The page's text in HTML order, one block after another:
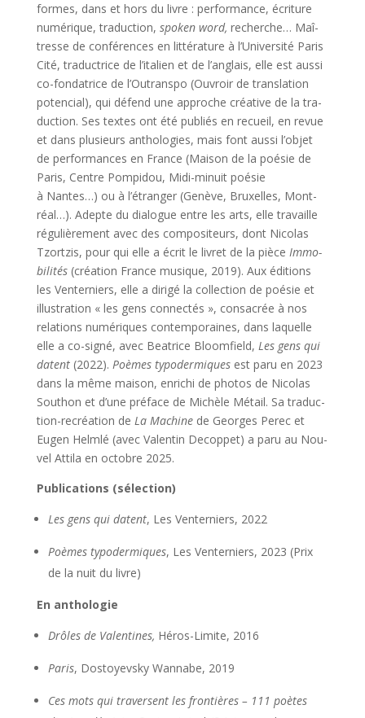
formes, dans et hors du livre : per­for­mance, écri­ture
numé­rique, tra­duc­tion, spo­ken word, recherche… Maî­
tresse de confé­rences en lit­té­ra­ture à l’Université Paris
Cité, tra­duc­trice de l’italien et de l’anglais, elle est aus­si
co-fon­da­trice de l’Outranspo (Ouvroir de trans­la­tion
poten­cial), qui défend une approche créa­tive de la tra­
duc­tion. Ses textes ont été publiés en recueil, en revue
et dans plu­sieurs antho­lo­gies, mais font aus­si l’objet
de per­for­mances en France (Mai­son de la poé­sie de
Paris, Centre Pom­pi­dou, Midi-minuit poé­sie
à Nantes…) ou à l’étranger (Genève, Bruxelles, Mont­
réal…). Adepte du dia­logue entre les arts, elle tra­vaille
régu­liè­re­ment avec des com­po­si­teurs, dont Nico­las
Tzort­zis, pour qui elle a écrit le livret de la pièce Immo­
bi­li­tés(créa­tion France musique, 2019). Aux édi­tions
les Ven­ter­niers, elle a diri­gé la col­lec­tion de poé­sie et
illus­tra­tion « les gens connec­tés », consa­crée à nos
rela­tions numé­riques contem­po­raines, dans laquelle
elle a co-signé, avec Bea­trice Bloom­field, Les gens qui
datent(2022). Poèmes typo­der­miquesest paru en 2023
dans la même mai­son, enri­chi de pho­tos de Nico­las
Sou­thon et d’une pré­face de Michèle Métail. Sa tra­duc­
tion-recréa­tion de La Machine de Georges Per­ec et
Eugen Helm­lé (avec Valen­tin Decop­pet) a paru au Nou­
vel Atti­la en octobre 2025.
Publi­ca­tions (sélec­tion)
Les gens qui datent, Les Ven­ter­niers, 2022
Poèmes typo­der­miques, Les Ven­ter­niers, 2023 (Prix
de la nuit du livre)
En antho­lo­gie
Drôles de Valen­tines, Héros-Limite, 2016
Paris, Dos­toyevs­ky Wan­nabe, 2019
Ces mots qui tra­versent les fron­tières – 111 poètes